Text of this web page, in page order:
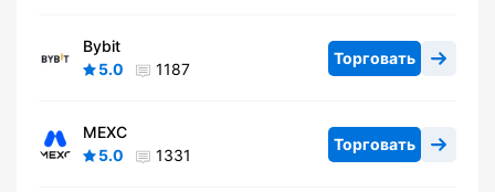
Bybit
5.0
1187
Торговать
MEXC
5.0
1331
Торговать